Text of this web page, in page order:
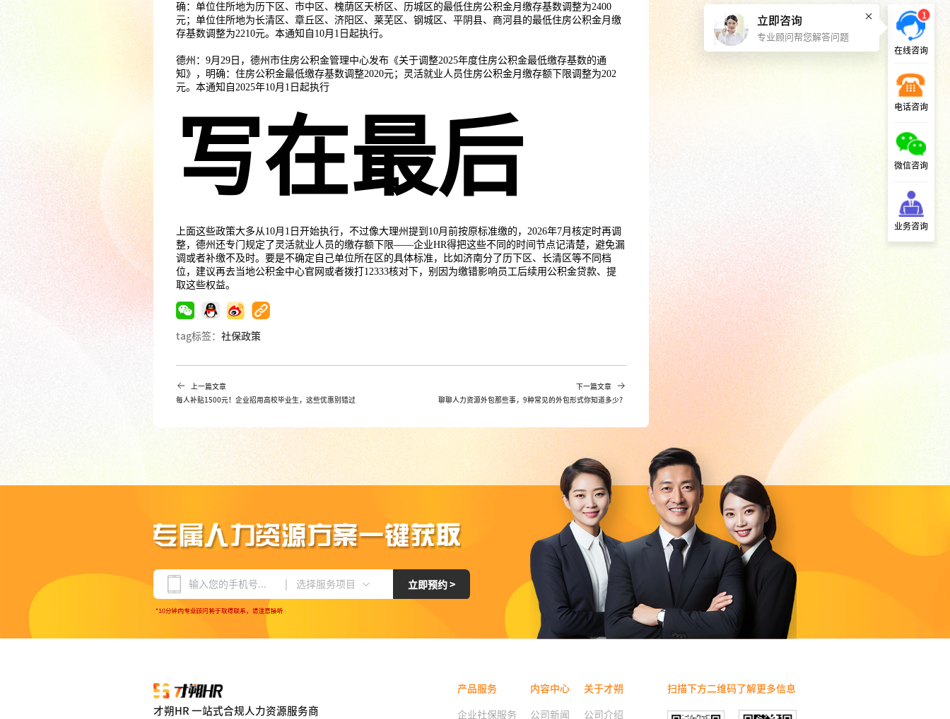
确：单位住所地为历下区、市中区、槐荫区天桥区、历城区的最低住房公积金月缴存基数调整为2400
元；单位住所地为长清区、章丘区、济阳区、莱芜区、钢城区、平阴县、商河县的最低住房公积金月缴
存基数调整为2210元。本通知自10月1日起执行。
德州：9月29日，德州市住房公积金管理中心发布《关于调整2025年度住房公积金最低缴存基数的通
知》，明确：住房公积金最低缴存基数调整2020元；灵活就业人员住房公积金月缴存额下限调整为202
元。本通知自2025年10月1日起执行
写在最后
上面这些政策大多从10月1日开始执行，不过像大理州提到10月前按原标准缴的，2026年7月核定时再调
整，德州还专门规定了灵活就业人员的缴存额下限——企业HR得把这些不同的时间节点记清楚，避免漏
调或者补缴不及时。要是不确定自己单位所在区的具体标准，比如济南分了历下区、长清区等不同档
位，建议再去当地公积金中心官网或者拨打12333核对下，别因为缴错影响员工后续用公积金贷款、提
取这些权益。
tag标签：社保政策
上一篇文章
每人补贴1500元！企业招用高校毕业生，这些优惠别错过
下一篇文章
聊聊人力资源外包那些事，9种常见的外包形式你知道多少？
选择服务项目 立即预约 >
1
在线咨询
电话咨询
微信咨询
业务咨询
立即咨询
专业顾问帮您解答问题
才朔HR 一站式合规人力资源服务商
产品服务
企业社保服务
内容中心
公司新闻
关于才朔
公司介绍
扫描下方二维码了解更多信息